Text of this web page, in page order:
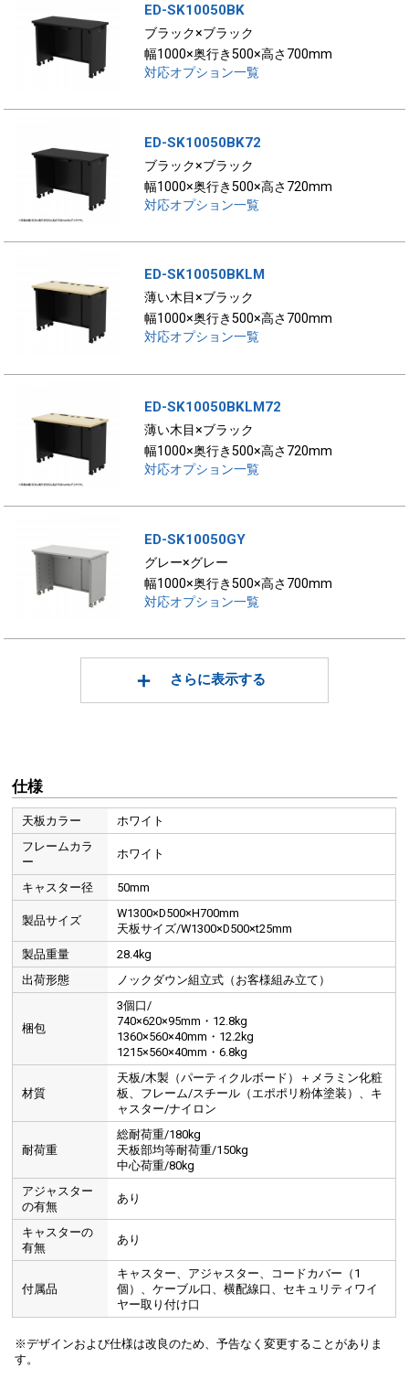
ED-SK10050BK
ブラック×ブラック
幅1000×奥行き500×高さ700mm
対応オプション一覧
ED-SK10050BK72
ブラック×ブラック
幅1000×奥行き500×高さ720mm
対応オプション一覧
ED-SK10050BKLM
薄い木目×ブラック
幅1000×奥行き500×高さ700mm
対応オプション一覧
ED-SK10050BKLM72
薄い木目×ブラック
幅1000×奥行き500×高さ720mm
対応オプション一覧
ED-SK10050GY
グレー×グレー
幅1000×奥行き500×高さ700mm
対応オプション一覧
さらに表示する
仕様
天板カラー
ホワイト
フレームカラ
ー
ホワイト
キャスター径 50mm
製品サイズ
W1300×D500×H700mm
天板サイズ/W1300×D500×t25mm
製品重量
28.4kg
出荷形態
ノックダウン組立式（お客様組み立て）
梱包
3個口/
740×620×95mm・12.8kg
1360×560×40mm・12.2kg
1215×560×40mm・6.8kg
材質
天板/木製（パーティクルボード）＋メラミン化粧
板、フレーム/スチール（エポポリ粉体塗装）、キ
ャスター/ナイロン
耐荷重
総耐荷重/180kg
天板部均等耐荷重/150kg
中心荷重/80kg
アジャスター
の有無
あり
キャスターの
有無
あり
付属品
キャスター、アジャスター、コードカバー（1
個）、ケーブル口、横配線口、セキュリティワイ
ヤー取り付け口
※デザインおよび仕様は改良のため、予告なく変更することがありま
す。